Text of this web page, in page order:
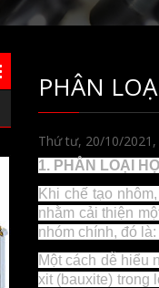
PHÂN
Thứ tư, 20/10/
1. PHÂN LOẠI
Khi chế tạo
nhằm cải thiện
nhóm chính, đó
Một cách dễ hiểu
xit (bauxite) trong